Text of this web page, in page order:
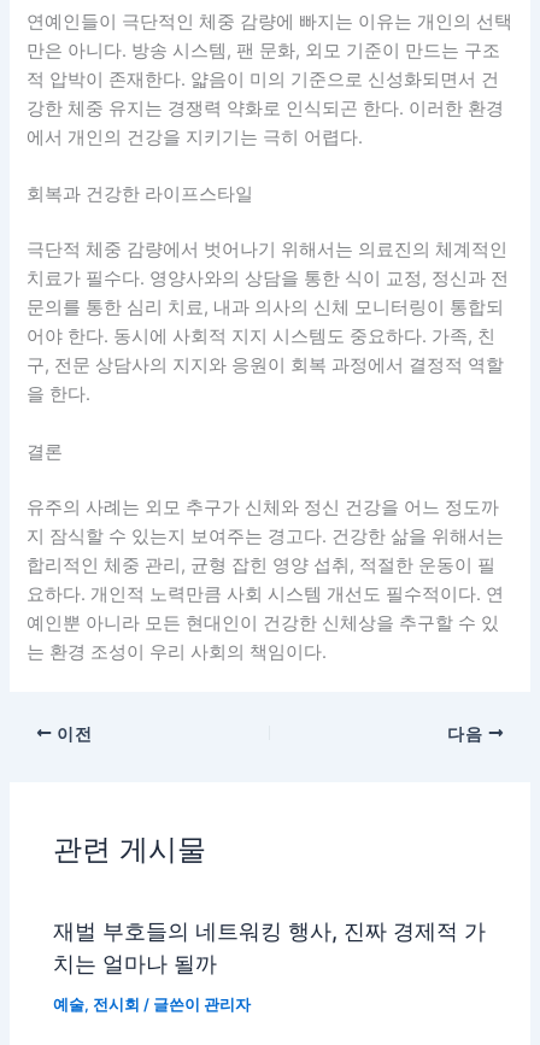
연예인들이 극단적인 체중 감량에 빠지는 이유는 개인의 선택
만은 아니다. 방송 시스템, 팬 문화, 외모 기준이 만드는 구조
적 압박이 존재한다. 얇음이 미의 기준으로 신성화되면서 건
강한 체중 유지는 경쟁력 약화로 인식되곤 한다. 이러한 환경
에서 개인의 건강을 지키기는 극히 어렵다.
회복과 건강한 라이프스타일
극단적 체중 감량에서 벗어나기 위해서는 의료진의 체계적인
치료가 필수다. 영양사와의 상담을 통한 식이 교정, 정신과 전
문의를 통한 심리 치료, 내과 의사의 신체 모니터링이 통합되
어야 한다. 동시에 사회적 지지 시스템도 중요하다. 가족, 친
구, 전문 상담사의 지지와 응원이 회복 과정에서 결정적 역할
을 한다.
결론
유주의 사례는 외모 추구가 신체와 정신 건강을 어느 정도까
지 잠식할 수 있는지 보여주는 경고다. 건강한 삶을 위해서는
합리적인 체중 관리, 균형 잡힌 영양 섭취, 적절한 운동이 필
요하다. 개인적 노력만큼 사회 시스템 개선도 필수적이다. 연
예인뿐 아니라 모든 현대인이 건강한 신체상을 추구할 수 있
는 환경 조성이 우리 사회의 책임이다.
이전 다음
관련 게시물
재벌 부호들의 네트워킹 행사, 진짜 경제적 가
치는 얼마나 될까
예술, 전시회 / 글쓴이관리자